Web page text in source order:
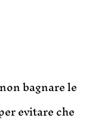
bagnare le
evitare che